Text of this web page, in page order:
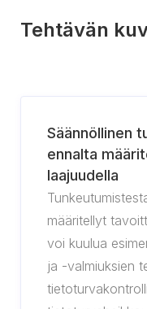
Tehtävän
Säännöllinen
ennalta
laajuudella
määritellyt
voi kuulua
ja -valmiuksien